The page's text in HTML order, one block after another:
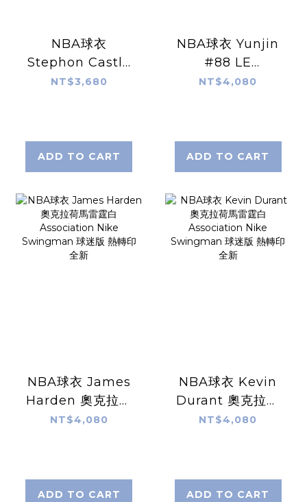
NBA球衣
Stephon Castle
聖安東尼奧馬刺黑
NT$3,680
ADD TO CART
NBA球衣 Yunjin
#88 LE
SSERAFIM 洛杉磯
版 熱轉印 全新
NT$4,080
ADD TO CART
NBA球衣 James
Harden 奧克拉荷
馬雷霆白
NT$4,080
ADD TO CART
NBA球衣 Kevin
Durant 奧克拉荷
馬雷霆白
NT$4,080
ADD TO CART